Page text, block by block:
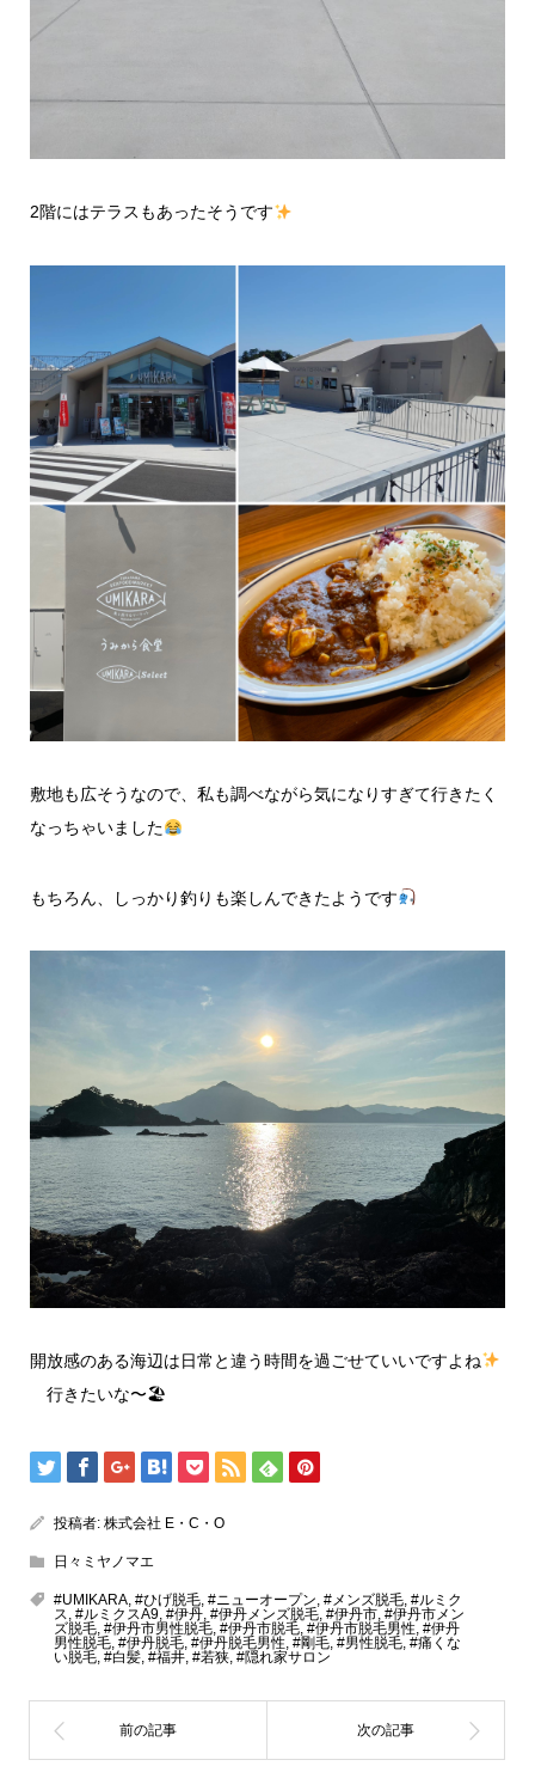
2階にはテラスもあったそうです
敷地も広そうなので、私も調べながら気になりすぎて行きたく
なっちゃいました
もちろん、しっかり釣りも楽しんできたようです
開放感のある海辺は日常と違う時間を過ごせていいですよね
行きたいな〜🏖
投稿者: 株式会社 E・C・O
日々ミヤノマエ
#UMIKARA, #ひげ脱毛, #ニューオープン, #メンズ脱毛, #ルミク
ス, #ルミクスA9, #伊丹, #伊丹メンズ脱毛, #伊丹市, #伊丹市メン
ズ脱毛, #伊丹市男性脱毛, #伊丹市脱毛, #伊丹市脱毛男性, #伊丹
男性脱毛, #伊丹脱毛, #伊丹脱毛男性, #剛毛, #男性脱毛, #痛くな
い脱毛, #白髪, #福井, #若狭, #隠れ家サロン